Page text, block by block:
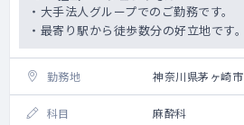
・大手法人グループでのご勤務です。
・最寄り駅から徒歩数分の好立地です。
勤務地 神奈川県茅ヶ崎市
科目 麻酔科